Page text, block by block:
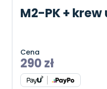
M2-PK +
Cena
290 zł